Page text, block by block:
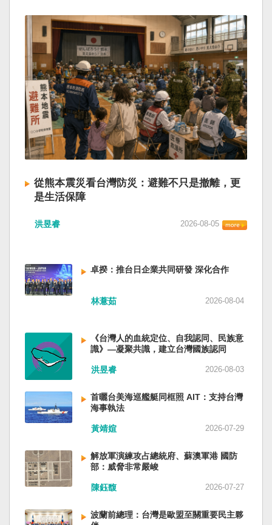
斷，台灣有堅定的意志，確保民主燈塔永明，自
由基石永固。
精氣神，不斷創造高質量發展新業績」。不懂什
麼是「精氣神」，還以為是假文件，是新時代習
近平思想嗎？ 最後一句是「會議還研究了其他事
項。」這是每次外媒最感興趣的問題，那就是人
事問題。港媒大做文章，排查二十屆中央委員清
洗了多少人？這為習近平的進一步獨裁和二十一
大續任鋪平道路。據統計，過去一年，已有十九
名中央委員被官方宣布落馬或罷免全國人大代表
職務。另外還有「失蹤」者。總共接近三十人。
領銜的是兩名政治局委員：軍委副主席張又俠與
新疆黨委書記馬興瑞。 軍方還有原中央軍委副主
立、原軍委政治工作部主任苗華、前信息支援部
隊政委李偉、前陸軍司令員李橋、前中央軍委裝
前空軍政委郭普校、前東部戰區政委劉青松、前
委鍾紹軍等。 黨政系統部分，前廣西政府主席藍
天立、前內蒙古政府主席王莉霞、前中國證監會
主席易會滿、前內蒙古黨委書記孫紹騁、前浙江
信部部長金壯龍、前中央軍民融合辦常務副主任
雷凡培，都是被不正常免職。 最新的河北黨書記
倪岳峰「另有任用」，應該是與德國之聲與紐約
時報披露張家口對海外人士動態控制平台被登錄
有關。 這些大清洗是反映習近平的穩定還是不
安？ （作者林保華為資深時事評論員）
人民共和國接續了，中國是中國，台灣是台灣。
兩岸已有正常外交，中國也可致力提升國民福
祉。 如果一九四五年八一五台灣獨立了，就像二
戰後許多殖民地選擇獨立，成為杭廷頓第二波民
主化的歷史。獨立的台灣會像脫離日本殖民的韓
國，八一五這一天成為獨立紀念日及光復節。不
同於有國家歷史的朝鮮，台灣是新興國家，開展
自己國家的歷史。台灣沒有像朝鮮的左右路線競
逐政權，造成內戰形成南韓、北朝分裂國家的歷
史。或許會有左右路線政黨，形塑台灣的國家之
路。 如果一九四五年八一五台灣獨立了，一九四
九年中華人民共和國革命推翻中華民國，中國國
民黨蔣介石政權只能選擇海南島，國共競鬥的歷
史就會是另一種局面，與台灣無關。台灣沒有中
國問題，中國也沒有台灣問題。台灣與中國也不
四五年八一五台灣獨立了，台灣會成為東亞漢字
語，一如新加坡留下英文，本土原有的福佬話、
客家話、原住民各族語也不會被壓迫。 如果一九
四五年八一五台灣獨立了，台灣早已是聯合國會
員國，也不至於迄今仍以國體不明的身分爭取加
爭。當然也沒有以反共為名、行專政之實的卅八
年戒嚴讓許多政治受難者的母親長期在黑夜哭
泣。 如果一九四五年八一五台灣獨立了，台灣早
已民主化，不必有長期戒嚴體制的壓迫，也沒有
群落留下來的遺民問題。漢字文化圈的國家台灣
會傳承更多日本留下來的風貌，如果吸引中國人
來台也是中國僑民或台灣新住民、新國民，而不
了，台灣早就是一個小而美的民主國家，不必在
國民養成過程的教育被教導成一個虛構的大國，
也不會有見證二二八事件的美國副領事葛超智
萬六千多平方公里的美麗島嶼群落，中央山脈南
北相連，四面海域環抱，是島嶼國度不是大陸國
從熊本震災看台灣防災：避難不只是撤離，更
是生活保障
援速度與災後重建受到關注，避難所管理也成為
樣位於地震頻繁區域的台灣，防災工作不能只關
注災害發生後如何救援，更要思考受災者如何在
避難期間獲得安全且有尊嚴的生活。 台灣多年來
累積不少災害應變經驗，但每當重大災害發生，
者，即使面臨撤離要求，也不願離開自己的家
園，讓第一線執行撤離工作的公務人員承受壓
力。 表面上看，這似乎是防災意識不足；但更深
層的問題是，我們是否建立了一套讓人民願意避
只是住所，更是多年生活累積的情感依靠。離開
熟悉環境，本身就是重大心理挑戰。如果避難場
所只是學校體育館或公共禮堂，提供基本收容功
活便利性，民眾自然可能對撤離有所抗拒。 因
此，現代防災不能只是「把人帶離危險區域」，
而要建立讓人民相信「離開家後仍能受到妥善照
障礙者等需求，包括降溫設備、電力備援、醫療
支援與基本生活品質。 在重大災害應變中，台灣
洪昱睿 2026-08-05
卓揆：推台日企業共同研發 深化合作
林薏茹 2026-08-04
《台灣人的血統定位、自我認同、民族意
識》—凝聚共識，建立台灣國族認同
洪昱睿 2026-08-03
首曬台美海巡艦艇同框照 AIT：支持台灣
海事執法
黃靖媗 2026-07-29
解放軍演練攻占總統府、蘇澳軍港 國防
部：威脅非常嚴峻
陳鈺馥 2026-07-27
波蘭前總理：台灣是歐盟至關重要民主夥